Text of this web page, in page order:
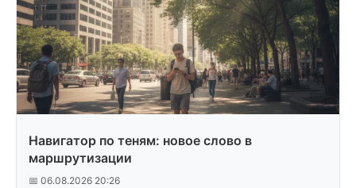
Навигатор по теням: новое слово в
маршрутизации
📅 06.08.2026 20:26